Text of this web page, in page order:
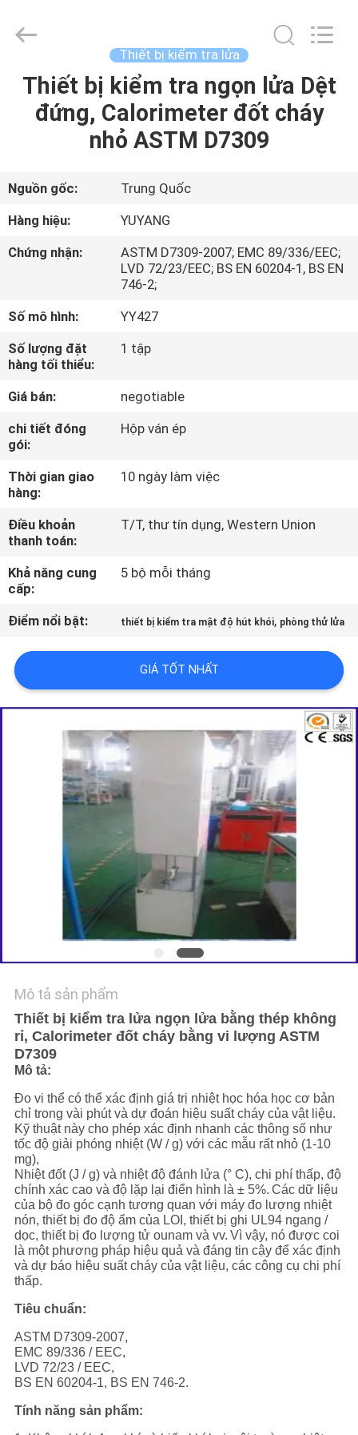
TRANG
CHỦ
SẢN
PHẨM
VR
VỀ
CHÚNG
TÔI
THAM
QUAN
NHÀ
MÁY
LIÊN
CHÚNG
TÔI
SƠ
ĐỒ
TRANG
WEB
CHÍNH
SÁCH
BẢO
MẬT
2026
DONGGUAN
Thiết bị kiểm tra lửa
Thiết bị kiểm tra ngọn lửa Dệt
đứng, Calorimeter đốt cháy
nhỏ ASTM D7309
Nguồn gốc:
Trung Quốc
Hàng hiệu:
YUYANG
Chứng nhận:
ASTM D7309-2007; EMC 89/336/EEC;
LVD 72/23/EEC; BS EN 60204-1, BS EN
746-2;
Số mô hình:
YY427
Số lượng đặt
hàng tối thiểu:
1 tập
Giá bán:
negotiable
chi tiết đóng
gói:
Hộp ván ép
Thời gian giao
hàng:
10 ngày làm việc
Điều khoản
thanh toán:
T/T, thư tín dụng, Western Union
Khả năng cung
cấp:
5 bộ mỗi tháng
Điểm nổi bật: thiết bị kiểm tra mật độ hút khói, phòng thử lửa
GIÁ TỐT NHẤT
Mô tả sản phẩm
Thiết bị kiểm tra lửa ngọn lửa bằng thép không
rỉ, Calorimeter đốt cháy bằng vi lượng ASTM
D7309
Mô tả:
Đo vi thể có thể xác định giá trị nhiệt học hóa học cơ bản
chỉ trong vài phút và dự đoán hiệu suất cháy của vật liệu.
Kỹ thuật này cho phép xác định nhanh các thông số như
tốc độ giải phóng nhiệt (W / g) với các mẫu rất nhỏ (1-10
mg),
Nhiệt đốt (J / g) và nhiệt độ đánh lửa (° C), chi phí thấp, độ
chính xác cao và độ lặp lại điển hình là ± 5%. Các dữ liệu
của bộ đo góc cạnh tương quan với máy đo lượng nhiệt
nón, thiết bị đo độ ẩm của LOI, thiết bị ghi UL94 ngang /
dọc, thiết bị đo lượng tử ounam và vv. Vì vậy, nó được coi
là một phương pháp hiệu quả và đáng tin cậy để xác định
và dự báo hiệu suất cháy của vật liệu, các công cụ chi phí
thấp.
Tiêu chuẩn:
ASTM D7309-2007,
EMC 89/336 / EEC,
LVD 72/23 / EEC,
BS EN 60204-1, BS EN 746-2.
Tính năng sản phẩm: